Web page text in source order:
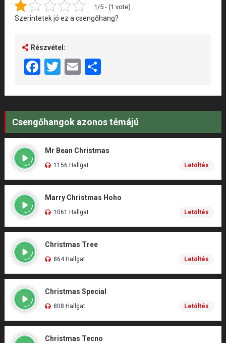
1/5 - (1 vote)
Szerintetek jó ez a csengőhang?
Részvétel:
Facebook
Twitter
EmailShare
Csengőhangok azonos témájú
Mr Bean Christmas
1156 Hallgat Letöltés
Marry Christmas Hoho
1061 Hallgat Letöltés
Christmas Tree
864 Hallgat Letöltés
Christmas Special
808 Hallgat Letöltés
Christmas Tecno